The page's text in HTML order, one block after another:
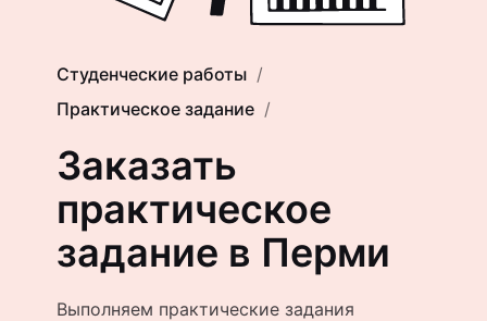
Студенческие работы
Практическое задание
Заказать
практическое
задание в Перми
Выполняем практические задания